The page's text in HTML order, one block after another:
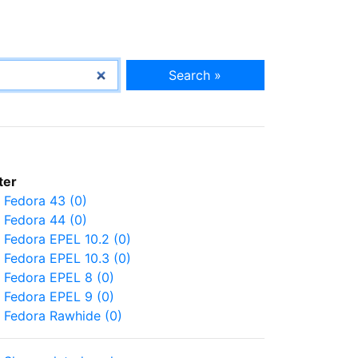
Search »
Fedora 43 (0)
Fedora 44 (0)
Fedora EPEL 10.2 (0)
Fedora EPEL 10.3 (0)
Fedora EPEL 8 (0)
Fedora EPEL 9 (0)
Fedora Rawhide (0)